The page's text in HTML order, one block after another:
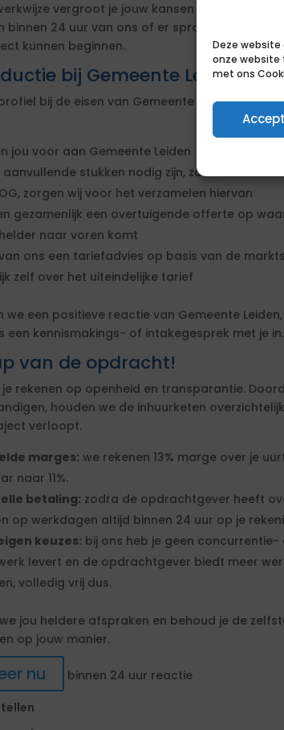
Deze website
onze website
met ons
vergroot je jouw kansen op
binnen 24 uur van ons of er sprake is van een
kunnen beginnen.
bij Gemeente Leiden
bij de eisen van Gemeente Leiden? Dan
jou voor aan Gemeente Leiden
aanvullende stukken nodig zijn, zoals een
zorgen wij voor het verzamelen hiervan
gezamenlijk een overtuigende offerte op
naar voren komt
ons een tariefadvies op basis van de
zelf over het uiteindelijke tarief
we een positieve reactie van Gemeente
een kennismakings- of intakegesprek met je in.
van de opdracht!
je rekenen op openheid en transparantie.
houden we de inhuurketen
verloopt.
marges: we rekenen 13% marge over je
naar 11%.
betaling: zodra de opdrachtgever heeft
op werkdagen altijd binnen 24 uur op je
keuzes: bij ons heb je geen
levert en de opdrachtgever biedt meer
volledig vrij dus.
jou heldere afspraken en behoud je de
op jouw manier.
nu
binnen 24 uur reactie